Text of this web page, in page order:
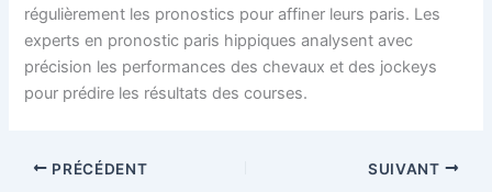
régulièrement les pronostics pour affiner leurs paris. Les
experts en pronostic paris hippiques analysent avec
précision les performances des chevaux et des jockeys
pour prédire les résultats des courses.
PRÉCÉDENT SUIVANT